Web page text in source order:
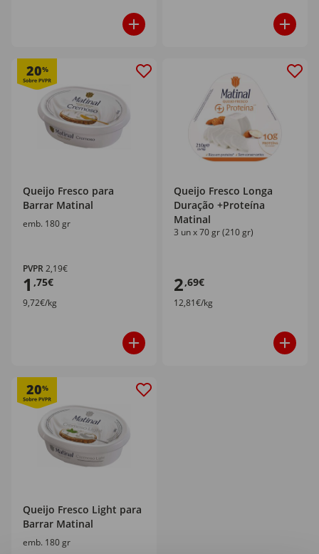
20%
Queijo Fresco para
Barrar Matinal
emb. 180 gr
PVPR2,19€
1 ,75€
9,72€/kg
Queijo Fresco Longa
Duração +Proteína
Matinal
3 un x 70 gr (210 gr)
2,69€
12,81€/kg
20%
Queijo Fresco Light para
Barrar Matinal
emb. 180 gr